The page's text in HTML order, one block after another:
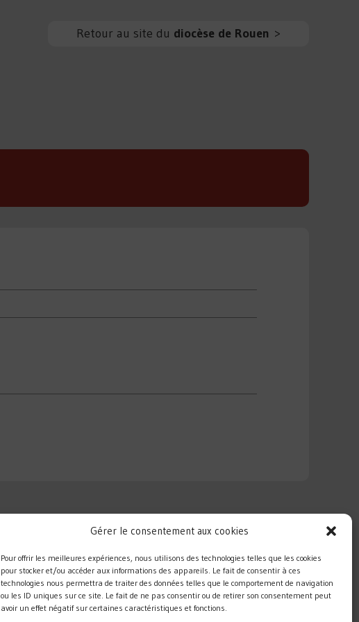
Gérer le consentement aux cookies
Pour offrir les meilleures expériences, nous utilisons des technologies telles que les cookies
pour stocker et/ou accéder aux informations des appareils. Le fait de consentir à ces
technologies nous permettra de traiter des données telles que le comportement de navigation
ou les ID uniques sur ce site. Le fait de ne pas consentir ou de retirer son consentement peut
avoir un effet négatif sur certaines caractéristiques et fonctions.
Retour au site du diocèse de Rouen >